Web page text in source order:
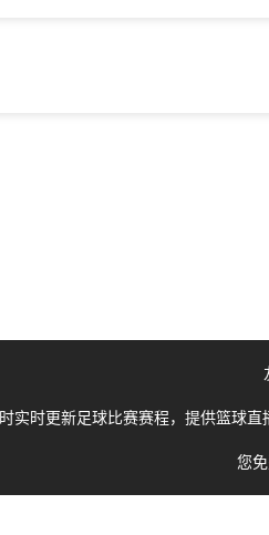
实时更新足球比赛赛程，提供篮球
您